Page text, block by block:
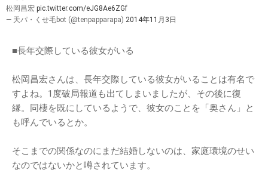
松岡昌宏 pic.twitter.com/eJG8Ae6ZGf
— 天パ・くせ毛bot (@tenpapparapa) 2014年11月3日
■長年交際している彼女がいる
松岡昌宏さんは、長年交際している彼女がいることは有名で
すよね。1度破局報道も出てしまいましたが、その後に復
縁。同棲を既にしているようで、彼女のことを「奥さん」と
も呼んでいるとか。
そこまでの関係なのにまだ結婚しないのは、家庭環境のせい
なのではないかと噂されています。